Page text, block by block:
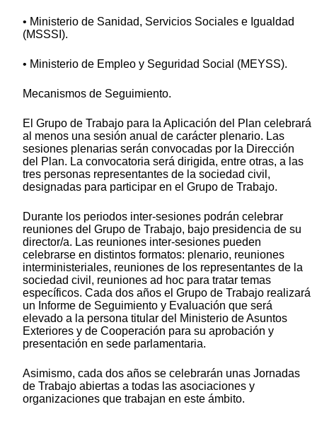
• Ministerio de Sanidad, Servicios Sociales e Igualdad
(MSSSI).
• Ministerio de Empleo y Seguridad Social (MEYSS).
Mecanismos de Seguimiento.
El Grupo de Trabajo para la Aplicación del Plan celebrará
al menos una sesión anual de carácter plenario. Las
sesiones plenarias serán convocadas por la Dirección
del Plan. La convocatoria será dirigida, entre otras, a las
tres personas representantes de la sociedad civil,
designadas para participar en el Grupo de Trabajo.
Durante los periodos inter-sesiones podrán celebrar
reuniones del Grupo de Trabajo, bajo presidencia de su
director/a. Las reuniones inter-sesiones pueden
celebrarse en distintos formatos: plenario, reuniones
interministeriales, reuniones de los representantes de la
sociedad civil, reuniones ad hoc para tratar temas
específicos. Cada dos años el Grupo de Trabajo realizará
un Informe de Seguimiento y Evaluación que será
elevado a la persona titular del Ministerio de Asuntos
Exteriores y de Cooperación para su aprobación y
presentación en sede parlamentaria.
Asimismo, cada dos años se celebrarán unas Jornadas
de Trabajo abiertas a todas las asociaciones y
organizaciones que trabajan en este ámbito.